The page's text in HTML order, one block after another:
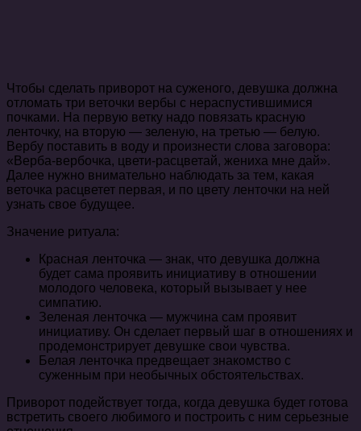
Чтобы сделать приворот на суженого, девушка должна
отломать три веточки вербы с нераспустившимися
почками. На первую ветку надо повязать красную
ленточку, на вторую — зеленую, на третью — белую.
Вербу поставить в воду и произнести слова заговора:
«Верба-вербочка, цвети-расцветай, жениха мне дай».
Далее нужно внимательно наблюдать за тем, какая
веточка расцветет первая, и по цвету ленточки на ней
узнать свое будущее.
Значение ритуала:
Красная ленточка — знак, что девушка должна
будет сама проявить инициативу в отношении
молодого человека, который вызывает у нее
симпатию.
Зеленая ленточка — мужчина сам проявит
инициативу. Он сделает первый шаг в отношениях и
продемонстрирует девушке свои чувства.
Белая ленточка предвещает знакомство с
суженным при необычных обстоятельствах.
Приворот подействует тогда, когда девушка будет готова
встретить своего любимого и построить с ним серьезные